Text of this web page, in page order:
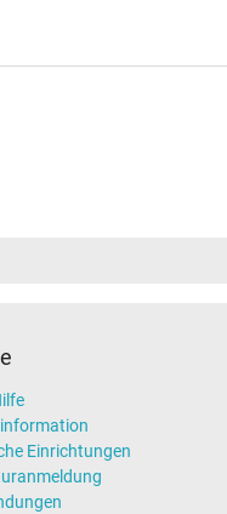
Einrichtungen